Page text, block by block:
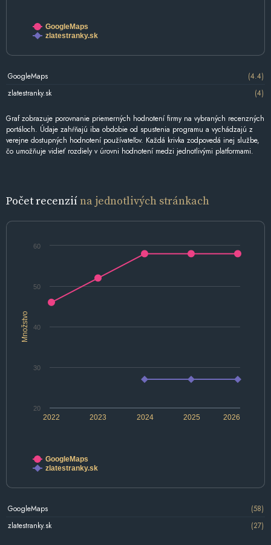
GoogleMaps
zlatestranky.sk
GoogleMaps
(4.4)
zlatestranky.sk
(4)
Graf zobrazuje porovnanie priemerných hodnotení firmy na vybraných recenzných
portáloch. Údaje zahŕňajú iba obdobie od spustenia programu a vychádzajú z
verejne dostupných hodnotení používateľov. Každá krivka zodpovedá inej službe,
čo umožňuje vidieť rozdiely v úrovni hodnotení medzi jednotlivými platformami.
Počet recenziína jednotlivých stránkach
Množstvo
2022 2024 2026
2023 2025
30
40
50
60
20
GoogleMaps
zlatestranky.sk
GoogleMaps
(58)
zlatestranky.sk
(27)